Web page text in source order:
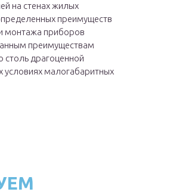
на стенах жилых
преимуществ
монтажа приборов
преимуществам
драгоценной
условиях малогабаритных